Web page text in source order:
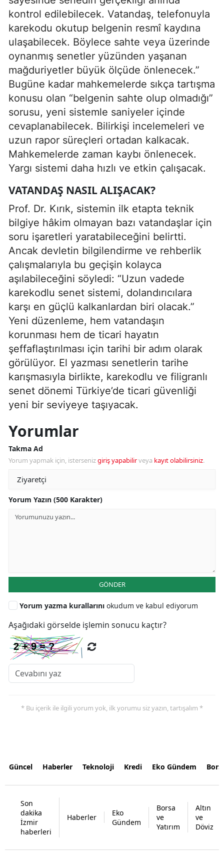
kontrol edilebilecek. Vatandaş, telefonuyla
karekodu okutup belgenin resmî kaydına
ulaşabilecek. Böylece sahte veya üzerinde
oynanmış senetler yüzünden yaşanan
mağduriyetler büyük ölçüde önlenecek.”
Bugüne kadar mahkemelerde sıkça tartışma
konusu olan “belgenin sahte olup olmadığı”
sorusu, yeni sistemle saniyeler içinde
cevaplanabilecek. Bilirkişi incelemeleri ve
uzun rapor süreçleri ortadan kalkacak.
Mahkemelerde zaman kaybı önlenecek.
Yargı sistemi daha hızlı ve etkin çalışacak.
VATANDAŞ NASIL ALIŞACAK?
Prof. Dr. Kırık, sistemin ilk etapta teknik
bilgiye hâkim olmayan bazı vatandaşlar için
soru işaretleri yaratabileceğini belirtti.
Ancak devletin bilgilendirme ve rehberlik
çalışmalarıyla bu geçişin kolayca
aşılabileceğini söyledi: “Uzun vadede
karekodlu senet sistemi, dolandırıcılara
karşı en güçlü kalkanlardan biri olacak.”
Yeni düzenleme, hem vatandaşın
korunması hem de ticari hayatın
şeffaflaştırılması için tarihi bir adım olarak
görülüyor. El yazması senetlerin tarihe
karışmasıyla birlikte, karekodlu ve filigranlı
senet dönemi Türkiye’de ticari güvenliği
yeni bir seviyeye taşıyacak.
Yorumlar
Takma Ad
Yorum yapmak için, istersenizgiriş yapabilirveya kayıt olabilirsiniz.
Yorum Yazın (500 Karakter)
GÖNDER
Yorum yazma kurallarını okudum ve kabul ediyorum
Aşağıdaki görselde işlemin sonucu kaçtır?
* Bu içerik ile ilgili yorum yok, ilk yorumu siz yazın, tartışalım *
Güncel Haberler Teknoloji Kredi Eko Gündem
Son
dakika
İzmir
haberleri
Haberler
Eko
Gündem
Borsa
ve
Yatırım
Altın
ve
Döviz